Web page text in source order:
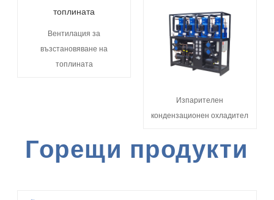
Вентилация за
възстановяване на
топлината
Изпарителен
кондензационен охладител
Горещи продукти